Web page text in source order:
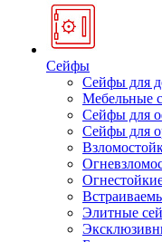
Сейфы
Сейфы для
Мебельные
Сейфы для
Сейфы для
Элитные